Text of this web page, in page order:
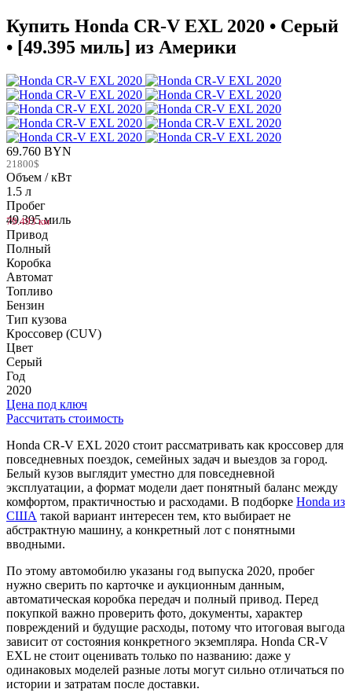
Купить Honda CR-V EXL 2020 • Серый
• [49.395 миль] из Америки
69.760 BYN
21800$
Объем / кВт
1.5 л
Пробег
49.395 миль
79.493 км
Привод
Полный
Коробка
Автомат
Топливо
Бензин
Тип кузова
Кроссовер (CUV)
Цвет
Серый
Год
2020
Цена под ключ
Рассчитать стоимость
Honda CR-V EXL 2020 стоит рассматривать как кроссовер для
повседневных поездок, семейных задач и выездов за город.
Белый кузов выглядит уместно для повседневной
эксплуатации, а формат модели дает понятный баланс между
комфортом, практичностью и расходами. В подборке Honda из
США такой вариант интересен тем, кто выбирает не
абстрактную машину, а конкретный лот с понятными
вводными.
По этому автомобилю указаны год выпуска 2020, пробег
нужно сверить по карточке и аукционным данным,
автоматическая коробка передач и полный привод. Перед
покупкой важно проверить фото, документы, характер
повреждений и будущие расходы, потому что итоговая выгода
зависит от состояния конкретного экземпляра. Honda CR-V
EXL не стоит оценивать только по названию: даже у
одинаковых моделей разные лоты могут сильно отличаться по
истории и затратам после доставки.